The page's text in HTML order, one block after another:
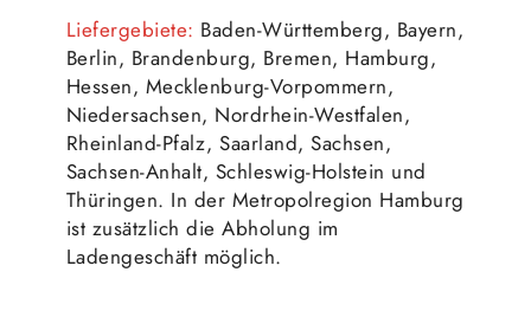
Liefergebiete: Baden-Württemberg, Bayern,
Berlin, Brandenburg, Bremen, Hamburg,
Hessen, Mecklenburg-Vorpommern,
Niedersachsen, Nordrhein-Westfalen,
Rheinland-Pfalz, Saarland, Sachsen,
Sachsen-Anhalt, Schleswig-Holstein und
Thüringen. In der Metropolregion Hamburg
ist zusätzlich die Abholung im
Ladengeschäft möglich.